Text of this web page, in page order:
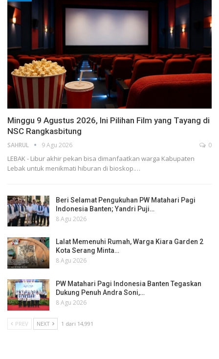
Minggu 9 Agustus 2026, Ini Pilihan Film yang Tayang di
NSC Rangkasbitung
SAHRUL 9 Agu 2026 0
LEBAK - Libur akhir pekan bisa dimanfaatkan warga Kabupaten
Lebak untuk menikmati hiburan di bioskop.…
Beri Selamat Pengukuhan PW Matahari Pagi
Indonesia Banten; Yandri Puji…
8 Agu 2026
Lalat Memenuhi Rumah, Warga Kiara Garden 2
Kota Serang Minta…
8 Agu 2026
PW Matahari Pagi Indonesia Banten Tegaskan
Dukung Penuh Andra Soni,…
8 Agu 2026
PREV NEXT 1 dari 14,991